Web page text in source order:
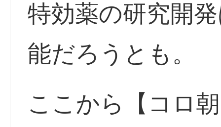
特効薬の研究開
能だろうとも。
ここから【コロ